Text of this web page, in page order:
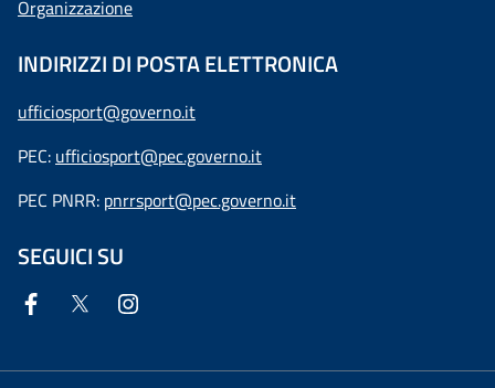
Organizzazione
INDIRIZZI DI POSTA ELETTRONICA
ufficiosport@governo.it
PEC: ufficiosport@pec.governo.it
PEC PNRR: pnrrsport@pec.governo.it
SEGUICI SU